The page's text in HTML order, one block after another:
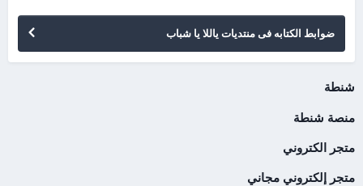
ضوابط الكتابه فى منتديات ياللا يا شباب
شنطة
منصة شنطة
متجر الكتروني
متجر إلكتروني مجاني